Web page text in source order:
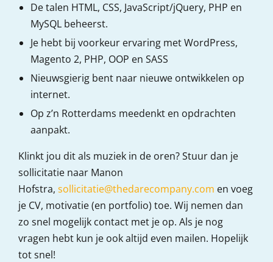
De talen HTML, CSS, JavaScript/jQuery, PHP en
MySQL beheerst.
Je hebt bij voorkeur ervaring met WordPress,
Magento 2, PHP, OOP en SASS
Nieuwsgierig bent naar nieuwe ontwikkelen op
internet.
Op z’n Rotterdams meedenkt en opdrachten
aanpakt.
Klinkt jou dit als muziek in de oren? Stuur dan je
sollicitatie naar Manon
Hofstra, sollicitatie@thedarecompany.com en voeg
je CV, motivatie (en portfolio) toe. Wij nemen dan
zo snel mogelijk contact met je op. Als je nog
vragen hebt kun je ook altijd even mailen. Hopelijk
tot snel!